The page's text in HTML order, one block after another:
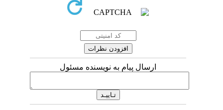
ارسال پیام به نویسنده مسئول